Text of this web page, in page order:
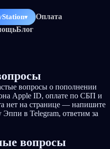
▾
Оплата
Блог
вопросы о пополнении
Apple ID, оплате по СБП и
нет на странице — напишите
в Telegram, ответим за
вопросы